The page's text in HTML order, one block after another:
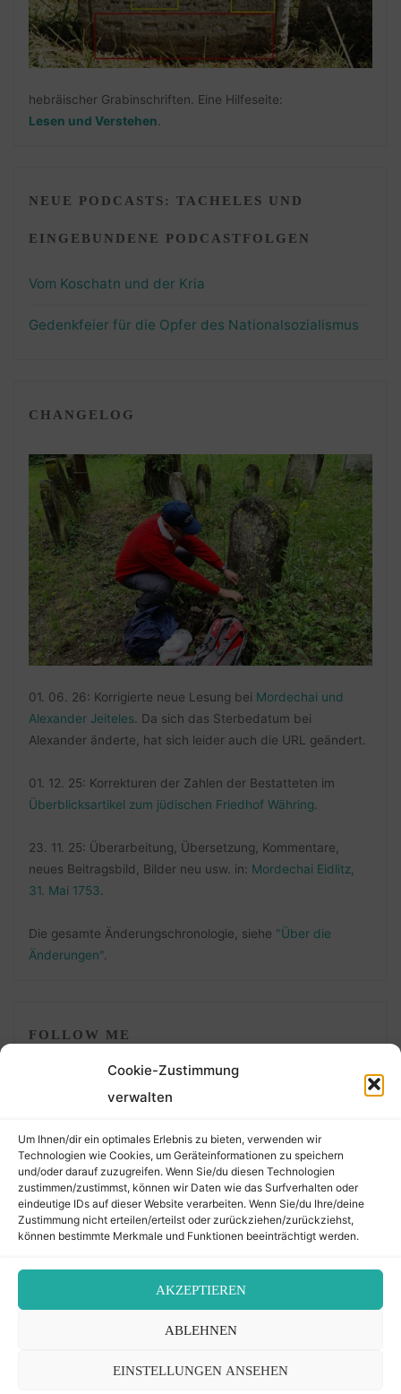
Cookie-Zustimmung
verwalten
Um Ihnen/dir ein optimales Erlebnis zu bieten, verwenden wir
Technologien wie Cookies, um Geräteinformationen zu speichern
und/oder darauf zuzugreifen. Wenn Sie/du diesen Technologien
zustimmen/zustimmst, können wir Daten wie das Surfverhalten oder
eindeutige IDs auf dieser Website verarbeiten. Wenn Sie/du Ihre/deine
Zustimmung nicht erteilen/erteilst oder zurückziehen/zurückziehst,
können bestimmte Merkmale und Funktionen beeinträchtigt werden.
AKZEPTIEREN
ABLEHNEN
EINSTELLUNGEN ANSEHEN
hebräischer Grabinschriften. Eine Hilfeseite:
Lesen und Verstehen.
NEUE PODCASTS: TACHELES UND
EINGEBUNDENE PODCASTFOLGEN
Vom Koschatn und der Kria
Gedenkfeier für die Opfer des Nationalsozialismus
CHANGELOG
01. 06. 26: Korrigierte neue Lesung bei Mordechai und
Alexander Jeiteles. Da sich das Sterbedatum bei
Alexander änderte, hat sich leider auch die URL geändert.
01. 12. 25: Korrekturen der Zahlen der Bestatteten im
Überblicksartikel zum jüdischen Friedhof Währing.
23. 11. 25: Überarbeitung, Übersetzung, Kommentare,
neues Beitragsbild, Bilder neu usw. in: Mordechai Eidlitz,
31. Mai 1753.
Die gesamte Änderungschronologie, siehe "Über die
Änderungen".
FOLLOW ME
©2026 Der Transkribierer
Kontakt / Impressum
Cookie-Richtlinie (EU)
Back
to